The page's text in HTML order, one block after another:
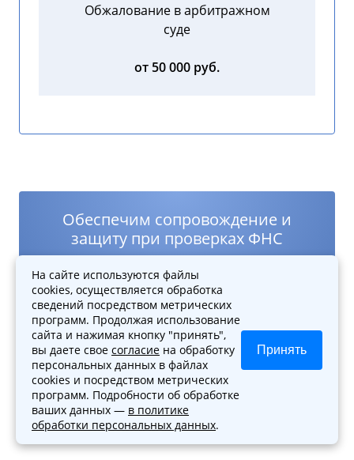
Обжалование в арбитражном
суде
от 50 000 руб.
Обеспечим сопровождение и
защиту при проверках ФНС
Запишитесь на бесплатную
консультацию
Записаться
+7 (495) 118-31-62
На сайте используются файлы
cookies, осуществляется обработка
сведений посредством метрических
программ. Продолжая использование
сайта и нажимая кнопку "принять",
вы даете свое согласие на обработку
персональных данных в файлах
cookies и посредством метрических
программ. Подробности об обработке
ваших данных — в политике
обработки персональных данных.
Принять